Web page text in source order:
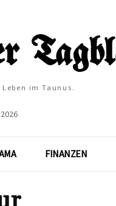
im Taunus.
FINANZEN